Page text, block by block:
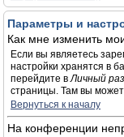
Параметры и
Как мне изменить
Если вы являетесь
настройки хранятся в
перейдите вЛичный
страницы. Там вы
Вернуться к началу
На конференции